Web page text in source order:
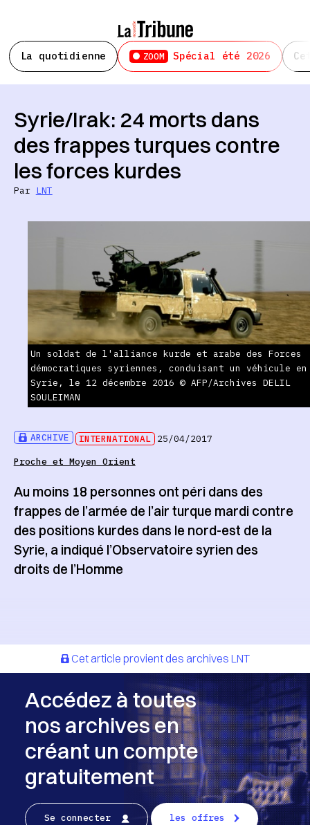
La quotidienne ZOOM Spécial été 2026
ARCHIVE INTERNATIONAL 25/04/2017
Proche et Moyen Orient
Syrie/Irak: 24 morts dans
des frappes turques contre
les forces kurdes
Par LNT
Un soldat de l'alliance kurde et arabe des Forces
démocratiques syriennes, conduisant un véhicule en
Syrie, le 12 décembre 2016 © AFP/Archives DELIL
SOULEIMAN
Au moins 18 personnes ont péri dans des
frappes de l’armée de l’air turque mardi contre
des positions kurdes dans le nord-est de la
Syrie, a indiqué l’Observatoire syrien des
droits de l’Homme
Cet article provient des archives LNT
Accédez à toutes
nos archives en
créant un compte
gratuitement
Se connecter les offres